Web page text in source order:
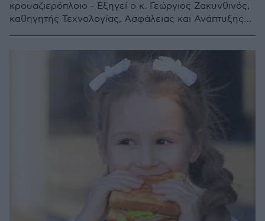
κρουαζιερόπλοιο - Εξηγεί ο κ. Γεώργιος Ζακυνθινός,
καθηγητής Τεχνολογίας, Ασφάλειας και Ανάπτυξης